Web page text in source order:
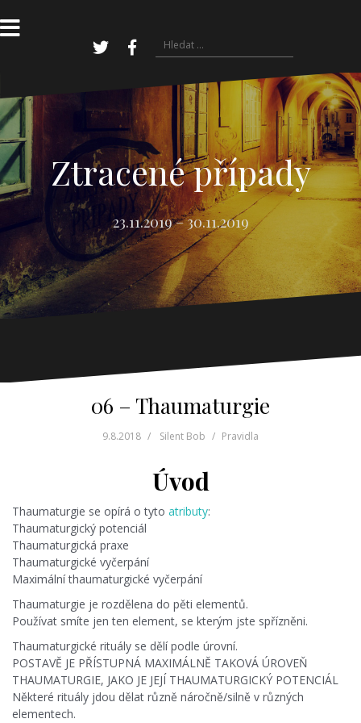
k
obsahu
TwitterFacebook
Vyhledávání
Ztracené případy
23.11.2019 – 30.11.2019
06 – Thaumaturgie
9.8.2018 Silent Bob Pravidla
Úvod
Thaumaturgie se opírá o tyto atributy:
Thaumaturgický potenciál
Thaumaturgická praxe
Thaumaturgické vyčerpání
Maximální thaumaturgické vyčerpání
Thaumaturgie je rozdělena do pěti elementů.
Používat smíte jen ten element, se kterým jste spřízněni.
Thaumaturgické rituály se dělí podle úrovní.
POSTAVĚ JE PŘÍSTUPNÁ MAXIMÁLNĚ TAKOVÁ ÚROVEŇ
THAUMATURGIE, JAKO JE JEJÍ THAUMATURGICKÝ POTENCIÁL
Některé rituály jdou dělat různě náročně/silně v různých
elementech.